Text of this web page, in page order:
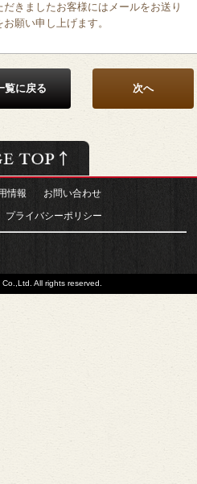
きましたお客様にはメールをお送り
願い申し上げます。
覧に戻る 次へ
情報 お問い合わせ
プライバシーポリシー
All rights reserved.